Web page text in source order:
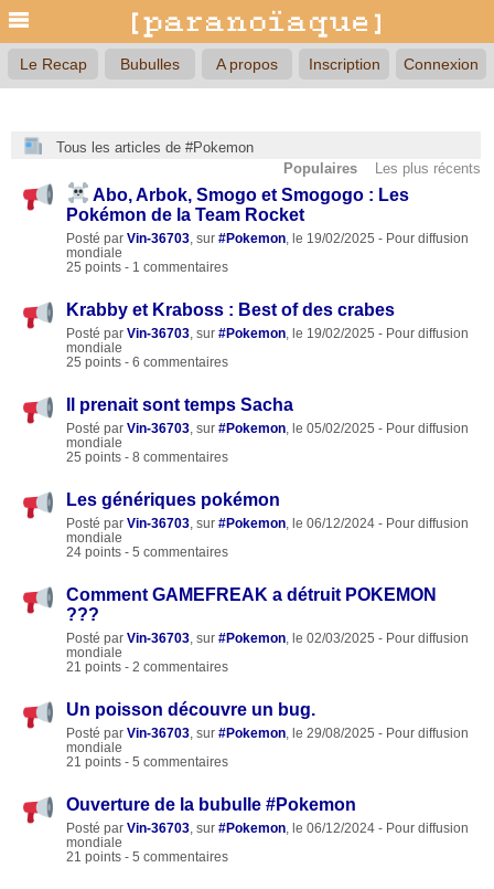
Le Recap Bubulles A propos Inscription Connexion
Tous les articles de #Pokemon
Populaires
Les plus récents
Abo, Arbok, Smogo et Smogogo : Les
Pokémon de la Team Rocket
Posté par Vin-36703 , sur #Pokemon , le 19/02/2025 - Pour diffusion
mondiale
25 points - 1 commentaires
Krabby et Kraboss : Best of des crabes
Posté par Vin-36703 , sur #Pokemon , le 19/02/2025 - Pour diffusion
mondiale
25 points - 6 commentaires
Il prenait sont temps Sacha
Posté par Vin-36703 , sur #Pokemon , le 05/02/2025 - Pour diffusion
mondiale
25 points - 8 commentaires
Les génériques pokémon
Posté par Vin-36703 , sur #Pokemon , le 06/12/2024 - Pour diffusion
mondiale
24 points - 5 commentaires
Comment GAMEFREAK a détruit POKEMON
???
Posté par Vin-36703 , sur #Pokemon , le 02/03/2025 - Pour diffusion
mondiale
21 points - 2 commentaires
Un poisson découvre un bug.
Posté par Vin-36703 , sur #Pokemon , le 29/08/2025 - Pour diffusion
mondiale
21 points - 5 commentaires
Ouverture de la bubulle #Pokemon
Posté par Vin-36703 , sur #Pokemon , le 06/12/2024 - Pour diffusion
mondiale
21 points - 5 commentaires